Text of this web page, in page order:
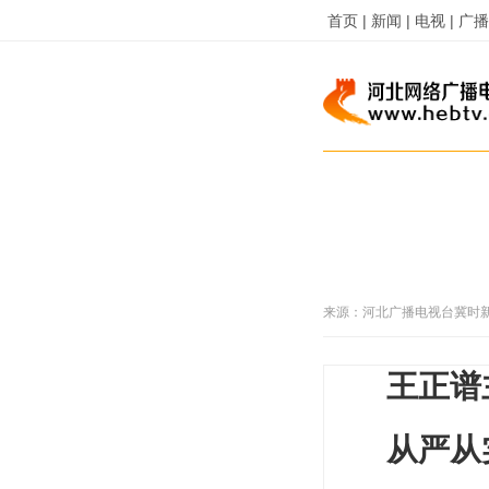
首页 | 新闻 | 电视 | 广
来源： 河北广播电视台冀时
王正
从严